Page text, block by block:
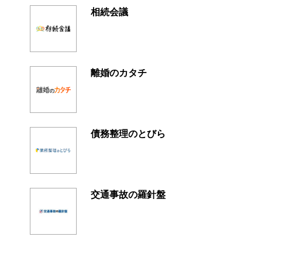
相続会議
離婚のカタチ
債務整理のとびら
交通事故の羅針盤